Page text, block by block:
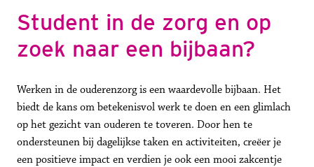
Student in de zorg en op
zoek naar een bijbaan?
Werken in de ouderenzorg is een waardevolle bijbaan. Het
biedt de kans om betekenisvol werk te doen en een glimlach
op het gezicht van ouderen te toveren. Door hen te
ondersteunen bij dagelijkse taken en activiteiten, creëer je
een positieve impact en verdien je ook een mooi zakcentje